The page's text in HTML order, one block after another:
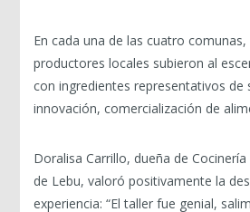
En cada una de las cuatro
productores locales subieron al
con ingredientes representativos de
innovación, comercialización de
Doralisa Carrillo, dueña de
de Lebu, valoró positivamente la
experiencia: “El taller fue genial,